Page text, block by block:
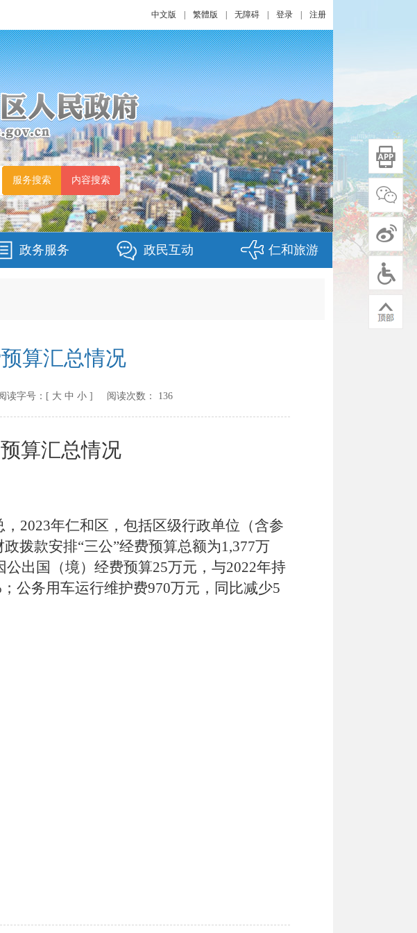
中文版 繁體版 无障碍 登录 注册
政务服务 政民互动 仁和旅游
算汇总情况
字号：[ 大 中 小] 阅读次数： 136
算汇总情况
2023年仁和区，包括区级行政单位（含参
拨款安排“三公”经费预算总额为1,377万
出国（境）经费预算25万元，与2022年持
公务用车运行维护费970万元，同比减少5